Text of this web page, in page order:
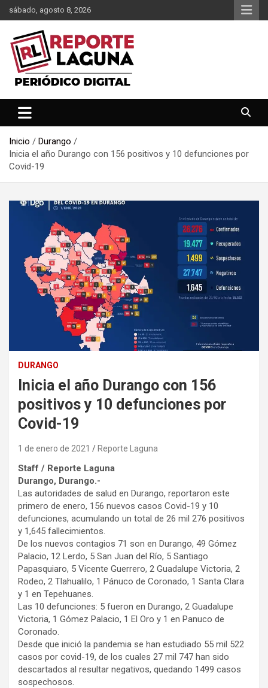
Saltar
al
contenido
sábado, agosto 8, 2026
Reporte Laguna
Inicio
Durango
Inicia el año Durango con 156 positivos y 10 defunciones por
Covid-19
DURANGO
Inicia el año Durango con 156
positivos y 10 defunciones por
Covid-19
1 de enero de 2021 Reporte Laguna
Staff / Reporte Laguna
Durango, Durango.-
Las autoridades de salud en Durango, reportaron este
primero de enero, 156 nuevos casos Covid-19 y 10
defunciones, acumulando un total de 26 mil 276 positivos
y 1,645 fallecimientos.
De los nuevos contagios 71 son en Durango, 49 Gómez
Palacio, 12 Lerdo, 5 San Juan del Río, 5 Santiago
Papasquiaro, 5 Vicente Guerrero, 2 Guadalupe Victoria, 2
Rodeo, 2 Tlahualilo, 1 Pánuco de Coronado, 1 Santa Clara
y 1 en Tepehuanes.
Las 10 defunciones: 5 fueron en Durango, 2 Guadalupe
Victoria, 1 Gómez Palacio, 1 El Oro y 1 en Panuco de
Coronado.
Desde que inició la pandemia se han estudiado 55 mil 522
casos por covid-19, de los cuales 27 mil 747 han sido
descartados al resultar negativos, quedando 1499 casos
sospechosos.